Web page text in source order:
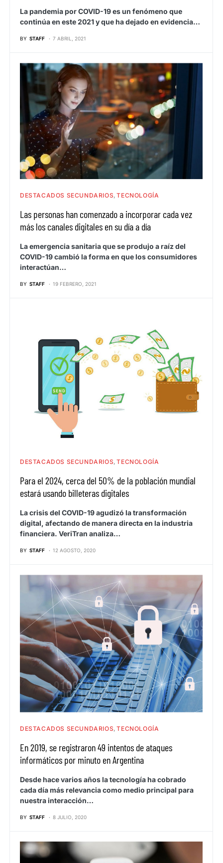
La pandemia por COVID-19 es un fenómeno que
continúa en este 2021 y que ha dejado en evidencia…
BY STAFF 7 ABRIL, 2021
DESTACADOS SECUNDARIOS TECNOLOGÍA
Las personas han comenzado a incorporar cada vez
más los canales digitales en su día a día
La emergencia sanitaria que se produjo a raíz del
COVID-19 cambió la forma en que los consumidores
interactúan…
BY STAFF 19 FEBRERO, 2021
DESTACADOS SECUNDARIOS TECNOLOGÍA
Para el 2024, cerca del 50% de la población mundial
estará usando billeteras digitales
La crisis del COVID-19 agudizó la transformación
digital, afectando de manera directa en la industria
financiera. VeriTran analiza…
BY STAFF 12 AGOSTO, 2020
DESTACADOS SECUNDARIOS TECNOLOGÍA
En 2019, se registraron 49 intentos de ataques
informáticos por minuto en Argentina
Desde hace varios años la tecnología ha cobrado
cada día más relevancia como medio principal para
nuestra interacción…
BY STAFF 8 JULIO, 2020